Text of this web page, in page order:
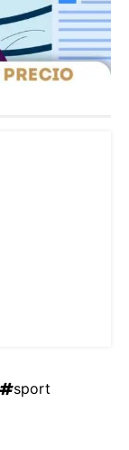
sport